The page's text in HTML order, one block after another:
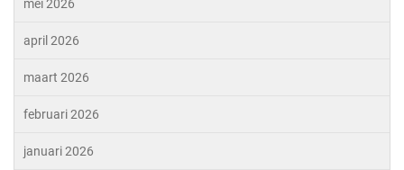
mei 2026
april 2026
maart 2026
februari 2026
januari 2026